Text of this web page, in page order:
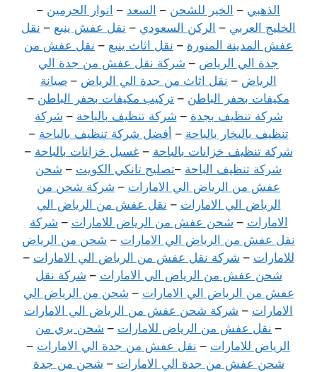
الذهبي– الخير للشحن– السعد– انوار الحرمين–
الخليج العربي – الركن السعودي– نقل عفش ينبع– نقل
عفش المدينة المنورة– نقل اثاث ينبع– نقل عفش من
جدة الي الرياض– شركة نقل عفش من جدة الي
الرياض– نقل اثاث من جدة الي الرياض– صيانة
مكيفات بحفر الباطن– تركيب مكيفات بحفر الباطن–
شركة تنظيف بجدة– شركة تنظيف بالباحة– شركة
تنظيف بالبخار بالباحة– أفضل شركة تنظيف بالباحة–
شركة تنظيف خزانات بالباحة– غسيل خزانات بالباحة–
شركة تنظيف الباحة–تصليح تانكي الكويت– شحن
عفش من الرياض الي الامارات– شركة شحن من
الرياض الي الامارات– نقل عفش من الرياض الي
الامارات– شحن عفش من الرياض للامارات– شركة
نقل عفش من الرياض الي الامارات– شحن من الرياض
للامارات– شركة نقل عفش من الرياض الي الامارات–
شحن عفش من الرياض الي الامارات– شركة نقل
عفش من الرياض الي الامارات– شحن من الرياض الي
الامارات– شركة شحن عفش من الرياض الي الامارات
نقل عفش من الرياض للامارات– شحن بري من
الرياض للامارات– نقل عفش من جدة الي الامارات–
شحن عفش من جدة الي الامارات– شحن من جدة